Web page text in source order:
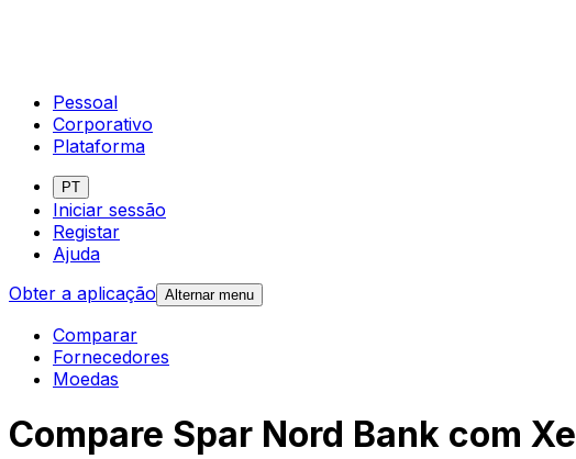
Pessoal
Corporativo
Plataforma
PT
Iniciar sessão
Registar
Ajuda
Obter a aplicação Alternar menu
Comparar
Fornecedores
Moedas
Compare Spar Nord Bank com Xe